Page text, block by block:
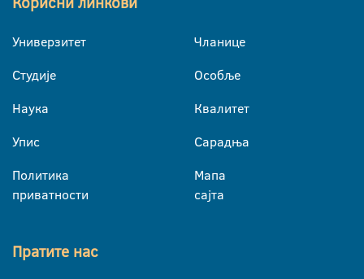
Универзитет
Студије
Наука
Упис
Политика
приватности
Чланице
Особље
Квалитет
Сарадња
Мапа
сајта
Пратите нас